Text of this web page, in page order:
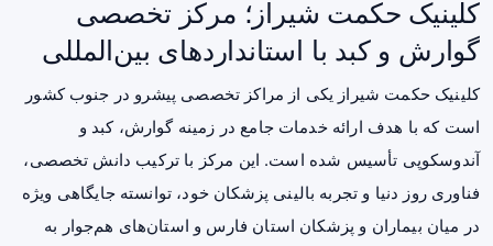
کلینیک حکمت شیراز؛ مرکز تخصصی
گوارش و کبد با استانداردهای بین‌المللی
کلینیک حکمت شیراز یکی از مراکز تخصصی پیشرو در جنوب کشور
است که با هدف ارائه خدمات جامع در زمینه گوارش، کبد و
آندوسکوپی تأسیس شده است. این مرکز با ترکیب دانش تخصصی،
فناوری روز دنیا و تجربه بالینی پزشکان خود، توانسته جایگاهی ویژه
در میان بیماران و پزشکان استان فارس و استان‌های هم‌جوار به